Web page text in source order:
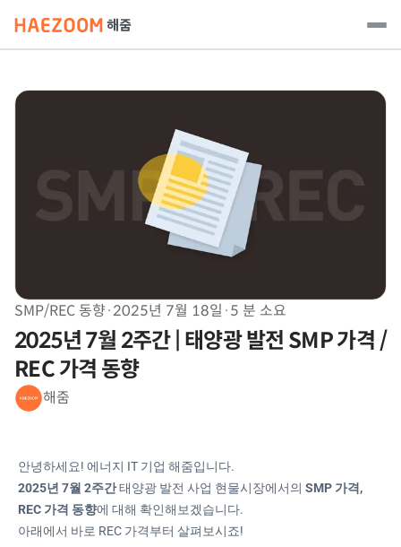
SMP/REC 동향·2025년 7월 18일 ·5 분 소요
2025년 7월 2주간 | 태양광 발전 SMP 가격 /
REC 가격 동향
해줌
안녕하세요! 에너지 IT 기업 해줌입니다.
2025년 7월 2주간태양광 발전 사업 현물시장에서의 SMP 가격,
REC 가격 동향에 대해 확인해보겠습니다.
아래에서 바로 REC 가격부터 살펴보시죠!